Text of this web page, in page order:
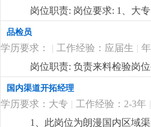
力，能承受较大的工作压力
坚持长期主义的企业，欢迎
岗位职责: 岗位要求: 1、大
先；3、精通开发设计软件
的沟通协调能力，能承受一
品检员
学历要求： | 工作经验：应届生 |
岗位职责: 负责来料检验岗
国内渠道开拓经理
学历要求：大专 | 工作经验：2-3年 |
1、此岗位为朗漫国内区域